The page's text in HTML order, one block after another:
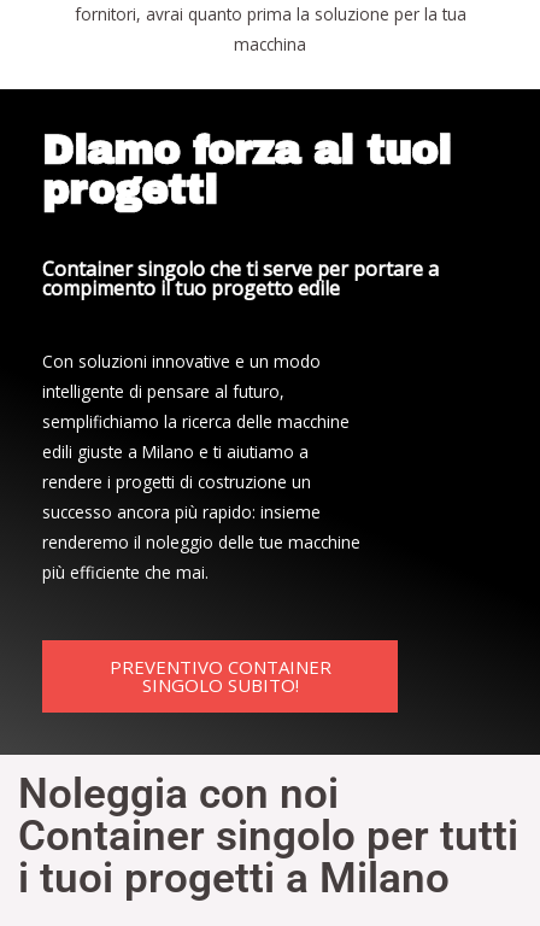
fornitori, avrai quanto prima la soluzione per la tua
macchina
Diamo forza ai tuoi
progetti
Container singolo che ti serve per portare a
compimento il tuo progetto edile
Con soluzioni innovative e un modo
intelligente di pensare al futuro,
semplifichiamo la ricerca delle macchine
edili giuste a Milano e ti aiutiamo a
rendere i progetti di costruzione un
successo ancora più rapido: insieme
renderemo il noleggio delle tue macchine
più efficiente che mai.
PREVENTIVO CONTAINER
SINGOLO SUBITO!
Noleggia con noi
Container singolo per tutti
i tuoi progetti a Milano